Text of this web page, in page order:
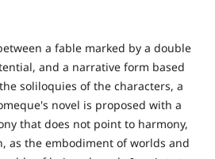
a fable marked by a double
and a narrative form based
soliloquies of the characters, a
novel is proposed with a
that does not point to harmony,
as the embodiment of worlds and